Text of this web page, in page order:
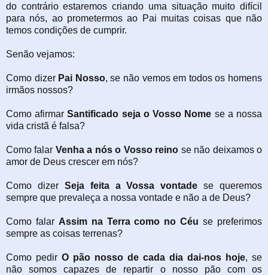
do contrário estaremos criando uma situação muito difícil
para nós, ao prometermos ao Pai muitas coisas que não
temos condições de cumprir.
Senão vejamos:
Como dizer Pai Nosso, se não vemos em todos os homens
irmãos nossos?
Como afirmarSantificado seja o Vosso Nome se a nossa
vida cristã é falsa?
Como falar Venha a nós o Vosso reino se não deixamos o
amor de Deus crescer em nós?
Como dizer Seja feita a Vossa vontade se queremos
sempre que prevaleça a nossa vontade e não a de Deus?
Como falar Assim na Terra como no Céu se preferimos
sempre as coisas terrenas?
Como pedir O pão nosso de cada dia dai-nos hoje, se
não somos capazes de repartir o nosso pão com os